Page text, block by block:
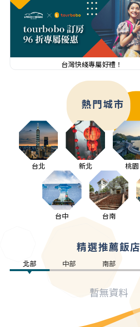
台灣快綫專屬好禮！
熱門城市
台北 新北 桃園
台中 台南
精選推薦飯店
北部 中部 南部
暫無資料